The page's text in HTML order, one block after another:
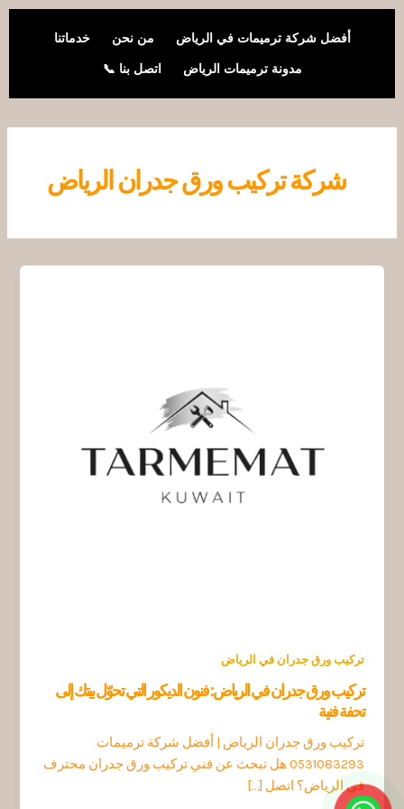
أفضل شركة ترميمات في الرياض من نحن خدماتنا
مدونة ترميمات الرياض اتصل بنا 📞
تخطي
شركة تركيب ورق جدران الرياض
تركيب ورق جدران في الرياض
تركيب ورق جدران في الرياض: فنون الديكور التي تحوّل بيتك إلى
تحفة فنية
تركيب ورق جدران الرياض | أفضل شركة ترميمات
0531083293 هل تبحث عن فني تركيب ورق جدران محترف
في الرياض؟ اتصل […]